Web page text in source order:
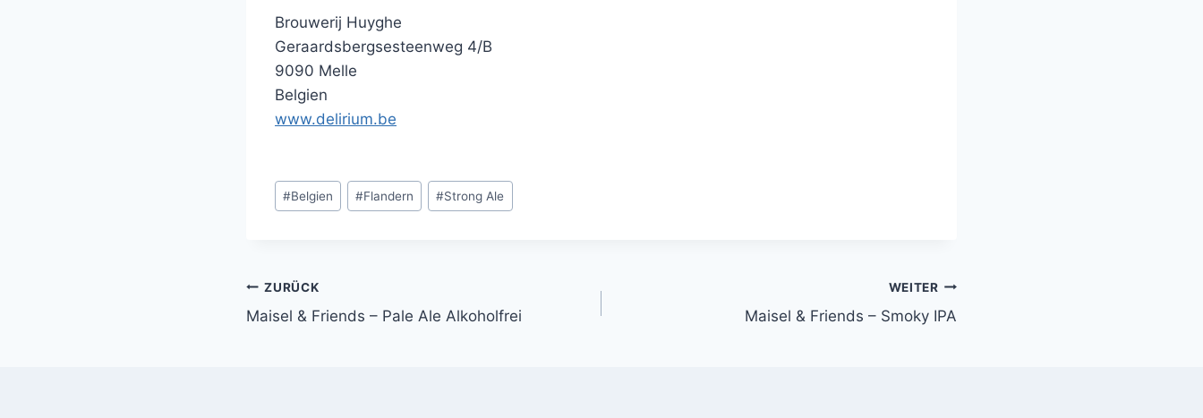
Brouwerij Huyghe
Geraardsbergsesteenweg 4/B
9090 Melle
Belgien
www.delirium.be
Schlagworte:
#Belgien #Flandern #Strong Ale
Beitragsnavigation
ZURÜCK
Maisel & Friends – Pale Ale Alkoholfrei
WEITER
Maisel & Friends – Smoky IPA